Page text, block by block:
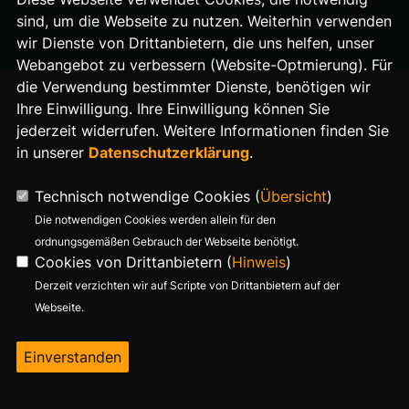
E-Mail: buero@stefan-evers.de
sind, um die Webseite zu nutzen. Weiterhin verwenden
wir Dienste von Drittanbietern, die uns helfen, unser
Webangebot zu verbessern (Website-Optmierung). Für
die Verwendung bestimmter Dienste, benötigen wir
Ihre Einwilligung. Ihre Einwilligung können Sie
jederzeit widerrufen. Weitere Informationen finden Sie
in unserer Datenschutzerklärung.
Technisch notwendige Cookies (Übersicht)
Die notwendigen Cookies werden allein für den
ordnungsgemäßen Gebrauch der Webseite benötigt.
Cookies von Drittanbietern (Hinweis)
Derzeit verzichten wir auf Scripte von Drittanbietern auf der
Webseite.
Einverstanden